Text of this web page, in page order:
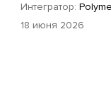
Интегратор:
18 июня 2026